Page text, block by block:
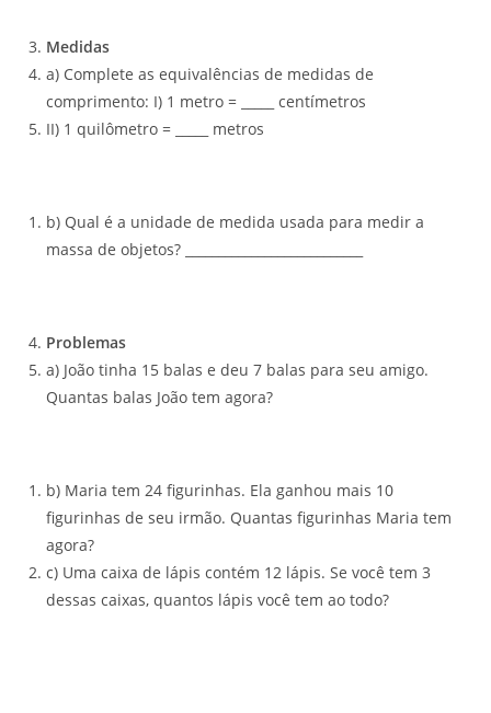
Medidas
a) Complete as equivalências de medidas de
comprimento: I) 1 metro = _____ centímetros
II) 1 quilômetro = _____ metros
b) Qual é a unidade de medida usada para medir a
massa de objetos? ___________________________
Problemas
a) João tinha 15 balas e deu 7 balas para seu amigo.
Quantas balas João tem agora?
b) Maria tem 24 figurinhas. Ela ganhou mais 10
figurinhas de seu irmão. Quantas figurinhas Maria tem
agora?
c) Uma caixa de lápis contém 12 lápis. Se você tem 3
dessas caixas, quantos lápis você tem ao todo?